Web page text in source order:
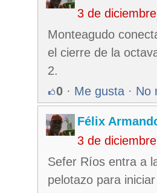
3 de
Monteagudo
el cierre de la
2.
0 · Me gusta · No
Félix
3 de
Sefer Ríos entra a
pelotazo para